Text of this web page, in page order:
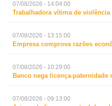
07/08/2026 - 14:04:00
Trabalhadora vítima de
07/08/2026 - 13:15:00
Empresa comprova razões
07/08/2026 - 10:29:00
Banco nega licença-
07/08/2026 - 09:13:00